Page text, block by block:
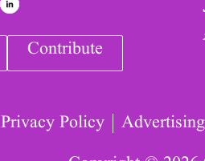
Contribute
Privacy Policy Advertising